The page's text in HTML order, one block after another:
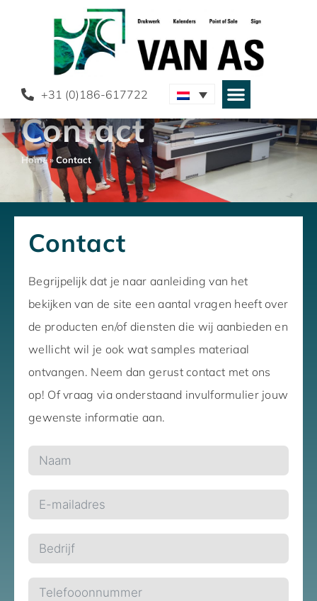
+31 (0)186-617722
Contact
Home»Contact
Contact
Begrijpelijk dat je naar aanleiding van het
bekijken van de site een aantal vragen heeft over
de producten en/of diensten die wij aanbieden en
wellicht wil je ook wat samples materiaal
ontvangen. Neem dan gerust contact met ons
op! Of vraag via onderstaand invulformulier jouw
gewenste informatie aan.